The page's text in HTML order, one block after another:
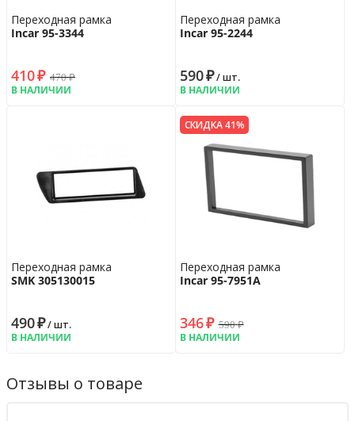
Переходная рамка
Incar 95-3344
410₽ 470₽
В НАЛИЧИИ
Переходная рамка
Incar 95-2244
590₽/ шт.
В НАЛИЧИИ
Переходная рамка
SMK 305130015
490₽/ шт.
В НАЛИЧИИ
СКИДКА 41%
Переходная рамка
Incar 95-7951A
346₽ 590₽
В НАЛИЧИИ
Отзывы о товаре